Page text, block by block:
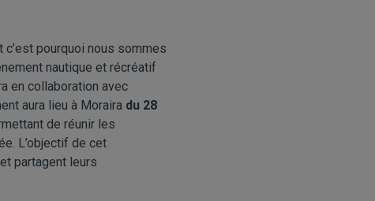
c’est pourquoi nous sommes
nautique et récréatif
en collaboration avec
aura lieu à Moraira du 28
de réunir les
L’objectif de cet
partagent leurs